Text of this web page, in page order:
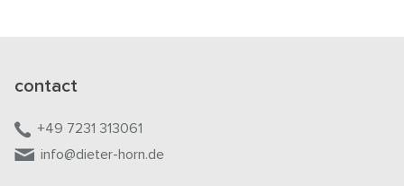
contact
+49 7231 313061
info@dieter-horn.de